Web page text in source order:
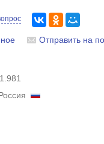
Отправить на
Россия